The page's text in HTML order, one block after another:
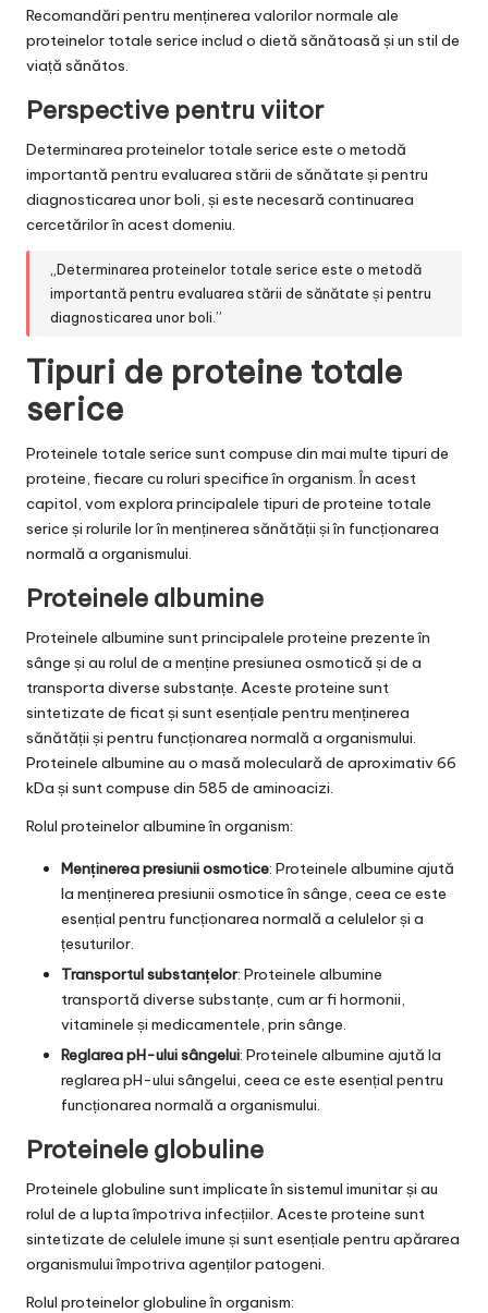
Recomandări pentru menținerea valorilor normale ale
proteinelor totale serice includ o dietă sănătoasă și un stil de
viață sănătos.
Perspective pentru viitor
Determinarea proteinelor totale serice este o metodă
importantă pentru evaluarea stării de sănătate și pentru
diagnosticarea unor boli, și este necesară continuarea
cercetărilor în acest domeniu.
„Determinarea proteinelor totale serice este o metodă
importantă pentru evaluarea stării de sănătate și pentru
diagnosticarea unor boli.”
Tipuri de proteine totale
serice
Proteinele totale serice sunt compuse din mai multe tipuri de
proteine, fiecare cu roluri specifice în organism. În acest
capitol, vom explora principalele tipuri de proteine totale
serice și rolurile lor în menținerea sănătății și în funcționarea
normală a organismului.
Proteinele albumine
Proteinele albumine sunt principalele proteine prezente în
sânge și au rolul de a menține presiunea osmotică și de a
transporta diverse substanțe. Aceste proteine sunt
sintetizate de ficat și sunt esențiale pentru menținerea
sănătății și pentru funcționarea normală a organismului.
Proteinele albumine au o masă moleculară de aproximativ 66
kDa și sunt compuse din 585 de aminoacizi.
Rolul proteinelor albumine în organism:
Menținerea presiunii osmotice: Proteinele albumine ajută
la menținerea presiunii osmotice în sânge, ceea ce este
esențial pentru funcționarea normală a celulelor și a
țesuturilor.
Transportul substanțelor: Proteinele albumine
transportă diverse substanțe, cum ar fi hormonii,
vitaminele și medicamentele, prin sânge.
Reglarea pH-ului sângelui: Proteinele albumine ajută la
reglarea pH-ului sângelui, ceea ce este esențial pentru
funcționarea normală a organismului.
Proteinele globuline
Proteinele globuline sunt implicate în sistemul imunitar și au
rolul de a lupta împotriva infecțiilor. Aceste proteine sunt
sintetizate de celulele imune și sunt esențiale pentru apărarea
organismului împotriva agenților patogeni.
Rolul proteinelor globuline în organism: